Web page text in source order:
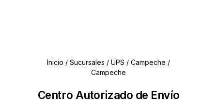
Inicio / Sucursales / UPS / Campeche /
Campeche
Centro Autorizado de Envío